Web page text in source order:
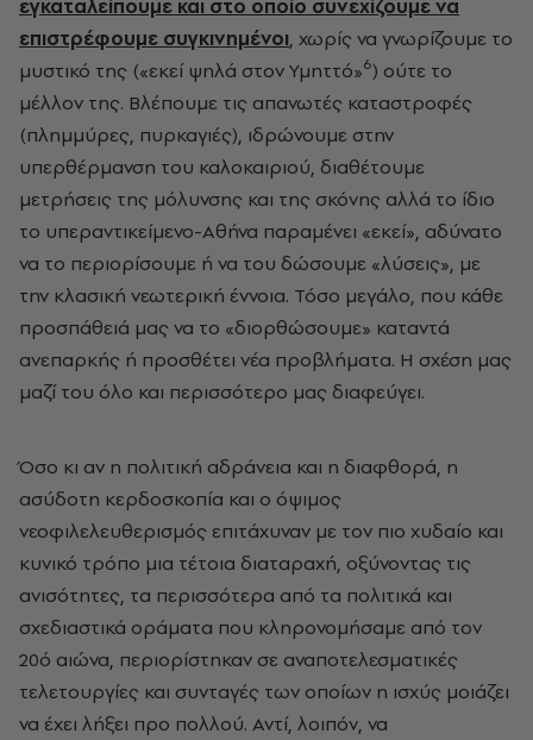
εγκαταλείπουμε και στο οποίο συνεχίζουμε να
επιστρέφουμε συγκινημένοι, χωρίς να γνωρίζουμε το
μυστικό της («εκεί ψηλά στον Υμηττό»6) ούτε το
μέλλον της. Βλέπουμε τις απανωτές καταστροφές
(πλημμύρες, πυρκαγιές), ιδρώνουμε στην
υπερθέρμανση του καλοκαιριού, διαθέτουμε
μετρήσεις της μόλυνσης και της σκόνης αλλά το ίδιο
το υπεραντικείμενο-Αθήνα παραμένει «εκεί», αδύνατο
να το περιορίσουμε ή να του δώσουμε «λύσεις», με
την κλασική νεωτερική έννοια. Τόσο μεγάλο, που κάθε
προσπάθειά μας να το «διορθώσουμε» καταντά
ανεπαρκής ή προσθέτει νέα προβλήματα. Η σχέση μας
μαζί του όλο και περισσότερο μας διαφεύγει.
Όσο κι αν η πολιτική αδράνεια και η διαφθορά, η
ασύδοτη κερδοσκοπία και ο όψιμος
νεοφιλελευθερισμός επιτάχυναν με τον πιο χυδαίο και
κυνικό τρόπο μια τέτοια διαταραχή, οξύνοντας τις
ανισότητες, τα περισσότερα από τα πολιτικά και
σχεδιαστικά οράματα που κληρονομήσαμε από τον
20ό αιώνα, περιορίστηκαν σε αναποτελεσματικές
τελετουργίες και συνταγές των οποίων η ισχύς μοιάζει
να έχει λήξει προ πολλού. Αντί, λοιπόν, να